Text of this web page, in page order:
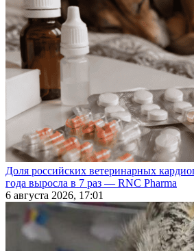
Доля российских ветеринарных
года выросла в 7 раз — RNC Pharma
6 августа 2026, 17:01